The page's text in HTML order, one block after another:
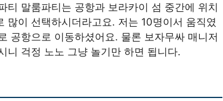
티 말룸파티는 공항과 보라카이 섬 중간에 위치
많이 선택하시더라고요. 저는 10명이서 움직였
공항으로 이동하셨어요. 물론 보자무싸 매니저
니 걱정 노노 그냥 놀기만 하면 됩니다.